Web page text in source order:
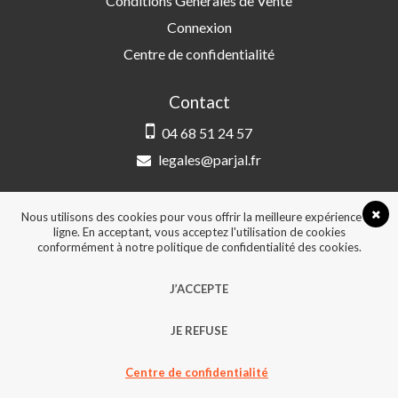
Connexion
Centre de confidentialité
Contact
04 68 51 24 57
legales@parjal.fr
3 Rue Saint-Amand, 66000 Perpignan
© 2026, Tous droits réservés - Design &
Nous utilisons des cookies pour vous offrir la meilleure expérience en
ligne. En acceptant, vous acceptez l'utilisation de cookies
conformément à notre politique de confidentialité des cookies.
J’ACCEPTE
JE REFUSE
Centre de confidentialité